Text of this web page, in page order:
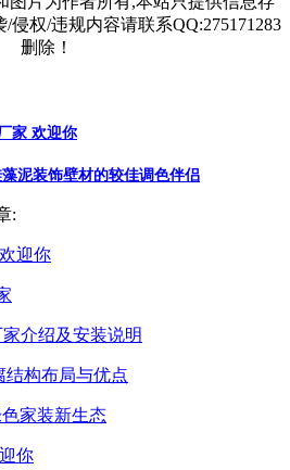
侵权/违规内容请联系QQ:275171283
删除！
家 欢迎你
泥装饰壁材的较佳调色伴侣
:
迎你
介绍及安装说明
结构布局与优点
家装新生态
你